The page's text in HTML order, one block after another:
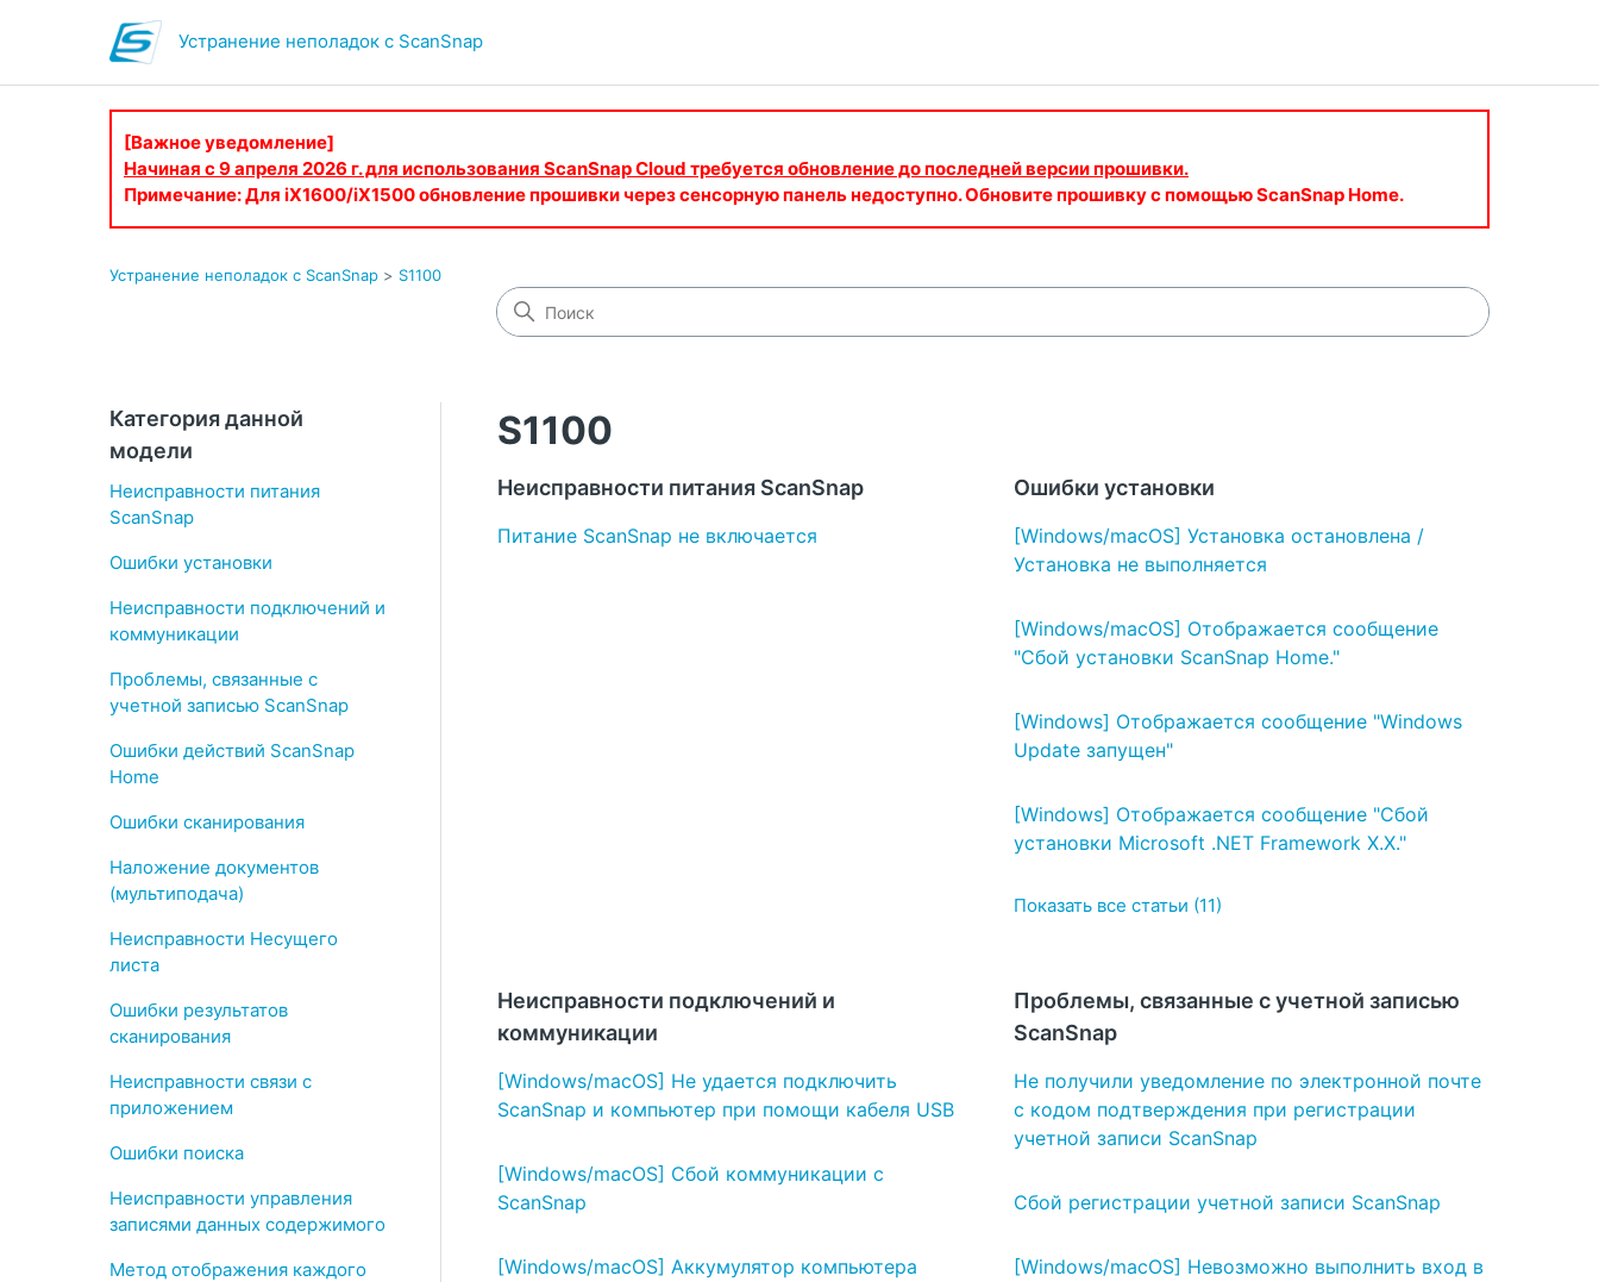
Устранение неполадок с ScanSnap
[Важное уведомление]
Начиная с 9 апреля 2026 г. для использования ScanSnap Cloud требуется обновление до последней версии прошивки.
Примечание: Для iX1600/iX1500 обновление прошивки через сенсорную панель недоступно. Обновите прошивку с помощью ScanSnap Home.
Устранение неполадок с ScanSnap S1100
Категория данной
модели
Неисправности питания
ScanSnap
Ошибки установки
Неисправности подключений и
коммуникации
Проблемы, связанные с
учетной записью ScanSnap
Ошибки действий ScanSnap
Home
Ошибки сканирования
Наложение документов
(мультиподача)
Неисправности Несущего
листа
Ошибки результатов
сканирования
Неисправности связи с
приложением
Ошибки поиска
Неисправности управления
записями данных содержимого
Метод отображения каждого
S1100
Неисправности питания ScanSnap
Питание ScanSnap не включается
Ошибки установки
[Windows/macOS] Установка остановлена /
Установка не выполняется
[Windows/macOS] Отображается сообщение
"Сбой установки ScanSnap Home."
[Windows] Отображается сообщение "Windows
Update запущен"
[Windows] Отображается сообщение "Сбой
установки Microsoft .NET Framework X.X."
Показать все статьи (11)
Неисправности подключений и
коммуникации
[Windows/macOS] Не удается подключить
ScanSnap и компьютер при помощи кабеля USB
[Windows/macOS] Сбой коммуникации с
ScanSnap
[Windows/macOS] Аккумулятор компьютера
Проблемы, связанные с учетной записью
ScanSnap
Не получили уведомление по электронной почте
с кодом подтверждения при регистрации
учетной записи ScanSnap
Сбой регистрации учетной записи ScanSnap
[Windows/macOS] Невозможно выполнить вход в